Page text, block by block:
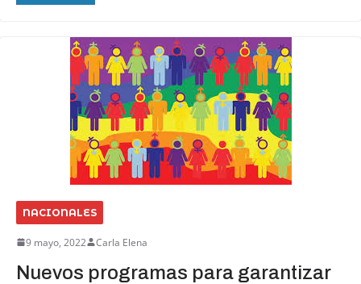
NACIONALES
9 mayo, 2022 Carla Elena
Nuevos programas para garantizar